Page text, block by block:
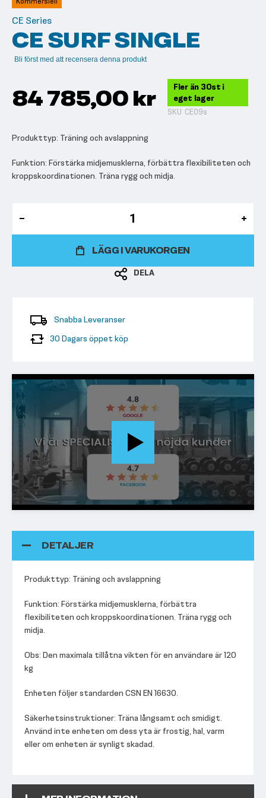
bildgalleriet
CE Series
CE SURF SINGLE
Bli först med att recensera denna produkt
84 785,00 kr
Fler än 30st i
eget lager
SKU CE09s
Produkttyp: Träning och avslappning
Funktion: Förstärka midjemusklerna, förbättra flexibiliteten och
kroppskoordinationen. Träna rygg och midja.
LÄGG I VARUKORGEN
DELA
Snabba Leveranser
30 Dagars öppet köp
DETALJER
Produkttyp: Träning och avslappning
Funktion: Förstärka midjemusklerna, förbättra
flexibiliteten och kroppskoordinationen. Träna rygg och
midja.
Obs: Den maximala tillåtna vikten för en användare är 120
kg
Enheten följer standarden CSN EN 16630.
Säkerhetsinstruktioner: Träna långsamt och smidigt.
Använd inte enheten om dess yta är frostig, hal, varm
eller om enheten är synligt skadad.